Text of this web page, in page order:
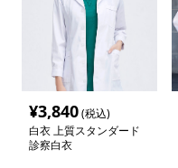
¥3,840(税込)
白衣 上質スタンダード
診察白衣